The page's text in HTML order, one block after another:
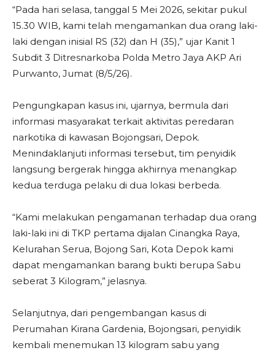
“Pada hari selasa, tanggal 5 Mei 2026, sekitar pukul
15.30 WIB, kami telah mengamankan dua orang laki-
laki dengan inisial RS (32) dan H (35),” ujar Kanit 1
Subdit 3 Ditresnarkoba Polda Metro Jaya AKP Ari
Purwanto, Jumat (8/5/26).
Pengungkapan kasus ini, ujarnya, bermula dari
informasi masyarakat terkait aktivitas peredaran
narkotika di kawasan Bojongsari, Depok.
Menindaklanjuti informasi tersebut, tim penyidik
langsung bergerak hingga akhirnya menangkap
kedua terduga pelaku di dua lokasi berbeda.
“Kami melakukan pengamanan terhadap dua orang
laki-laki ini di TKP pertama dijalan Cinangka Raya,
Kelurahan Serua, Bojong Sari, Kota Depok kami
dapat mengamankan barang bukti berupa Sabu
seberat 3 Kilogram,” jelasnya.
Selanjutnya, dari pengembangan kasus di
Perumahan Kirana Gardenia, Bojongsari, penyidik
kembali menemukan 13 kilogram sabu yang